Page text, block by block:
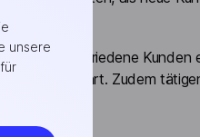
unsere
Zufriedene Kunden
führt. Zudem
auswirkt.